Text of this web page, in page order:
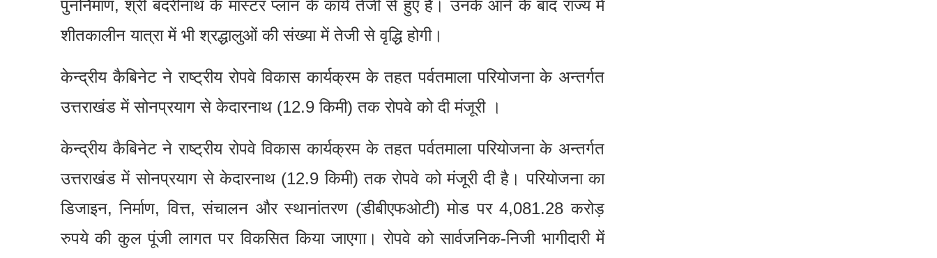
पुनर्निमाण, श्री बदरीनाथ के मास्टर प्लान के कार्य तेजी से हुए हैं। उनके आने के बाद राज्य में
शीतकालीन यात्रा में भी श्रद्धालुओं की संख्या में तेजी से वृद्धि होगी।
केन्द्रीय कैबिनेट ने राष्ट्रीय रोपवे विकास कार्यक्रम के तहत पर्वतमाला परियोजना के अन्तर्गत
उत्तराखंड में सोनप्रयाग से केदारनाथ (12.9 किमी) तक रोपवे को दी मंजूरी ।
केन्द्रीय कैबिनेट ने राष्ट्रीय रोपवे विकास कार्यक्रम के तहत पर्वतमाला परियोजना के अन्तर्गत
उत्तराखंड में सोनप्रयाग से केदारनाथ (12.9 किमी) तक रोपवे को मंजूरी दी है। परियोजना का
डिजाइन, निर्माण, वित्त, संचालन और स्थानांतरण (डीबीएफओटी) मोड पर 4,081.28 करोड़
रुपये की कुल पूंजी लागत पर विकसित किया जाएगा। रोपवे को सार्वजनिक-निजी भागीदारी में